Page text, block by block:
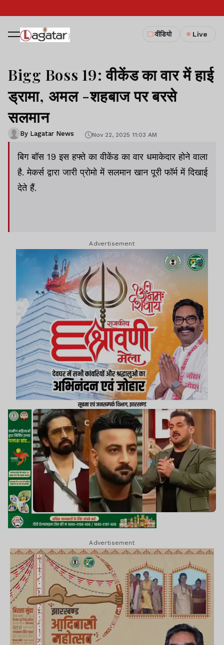
वीडियो Live
Bigg Boss 19: वीकेंड का वार में हाई
ड्रामा, अमल -शहबाज पर बरसे
सलमान
By Lagatar News Nov 22, 2025 11:03 AM
बिग बॉस 19 इस हफ्ते का वीकेंड का वार धमाकेदार होने वाला
है. मेकर्स द्वारा जारी प्रोमो में सलमान खान पूरी फॉर्म में दिखाई
देते हैं.
Advertisement
Advertisement